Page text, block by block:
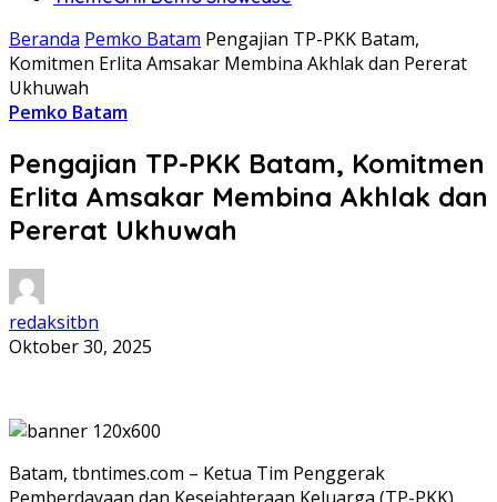
Beranda Pemko Batam Pengajian TP-PKK Batam,
Komitmen Erlita Amsakar Membina Akhlak dan Pererat
Ukhuwah
Pemko Batam
Pengajian TP-PKK Batam, Komitmen
Erlita Amsakar Membina Akhlak dan
Pererat Ukhuwah
redaksitbn
Oktober 30, 2025
Batam, tbntimes.com – Ketua Tim Penggerak